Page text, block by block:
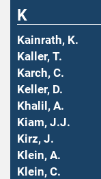
K
Kainrath, K.
Kaller, T.
Karch, C.
Keller, D.
Khalil, A.
Kiam, J.J.
Kirz, J.
Klein, A.
Klein, C.